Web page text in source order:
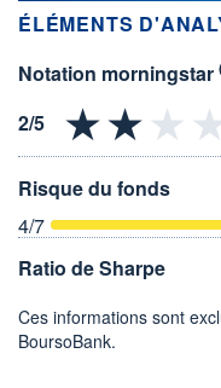
ÉLÉMENTS
Notation morningstar
Risque du fonds
4/7
Ratio de Sharpe
Ces informations sont
BoursoBank.